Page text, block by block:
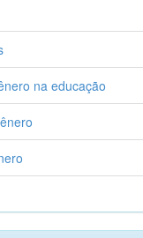
na educação